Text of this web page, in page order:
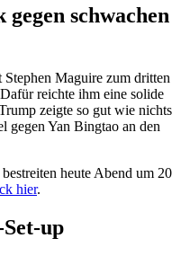
schwachen
Maguire zum dritten
reichte ihm eine solide
zeigte so gut wie nichts
gegen Yan Bingtao an den
heute Abend um 20
hier.
up